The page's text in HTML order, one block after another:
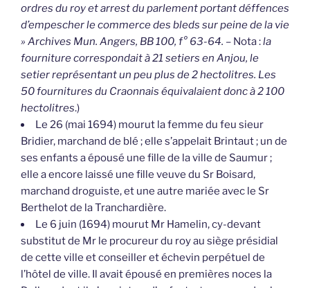
ordres du roy et arrest du parlement portant déffences
d’empescher le commerce des bleds sur peine de la vie
» Archives Mun. Angers, BB 100, f° 63-64. – Nota :la
fourniture correspondait à 21 setiers en Anjou, le
setier représentant un peu plus de 2 hectolitres. Les
50 fournitures du Craonnais équivalaient donc à 2 100
hectolitres.)
Le 26 (mai 1694) mourut la femme du feu sieur
Bridier, marchand de blé ; elle s’appelait Brintaut ; un de
ses enfants a épousé une fille de la ville de Saumur ;
elle a encore laissé une fille veuve du Sr Boisard,
marchand droguiste, et une autre mariée avec le Sr
Berthelot de la Tranchardière.
Le 6 juin (1694) mourut Mr Hamelin, cy-devant
substitut de Mr le procureur du roy au siège présidial
de cette ville et conseiller et échevin perpétuel de
l’hôtel de ville. Il avait épousé en premières noces la